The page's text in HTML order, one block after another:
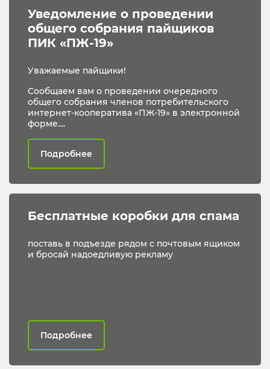
Уведомление о проведении
общего собрания пайщиков
ПИК «ПЖ-19»
Уважаемые пайщики!
Сообщаем вам о проведении очередного
общего собрания членов потребительского
интернет-кооператива «ПЖ-19» в электронной
форме....
Подробнее
Бесплатные коробки для спама
поставь в подъезде рядом с почтовым ящиком
и бросай надоедливую рекламу
Подробнее